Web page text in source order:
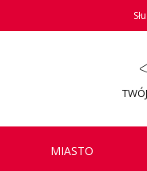
MIASTO